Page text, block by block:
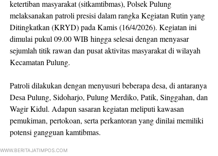
ketertiban masyarakat (sitkamtibmas), Polsek Pulung
melaksanakan patroli presisi dalam rangka Kegiatan Rutin yang
Ditingkatkan (KRYD) pada Kamis (16/4/2026). Kegiatan ini
dimulai pukul 09.00 WIB hingga selesai dengan menyasar
sejumlah titik rawan dan pusat aktivitas masyarakat di wilayah
Kecamatan Pulung.
Patroli dilakukan dengan menyusuri beberapa desa, di antaranya
Desa Pulung, Sidoharjo, Pulung Merdiko, Patik, Singgahan, dan
Wagir Kidul. Adapun sasaran kegiatan meliputi kawasan
pemukiman, pertokoan, serta perkantoran yang dinilai memiliki
potensi gangguan kamtibmas.
WWW.BERITAJATIMPOS.COM